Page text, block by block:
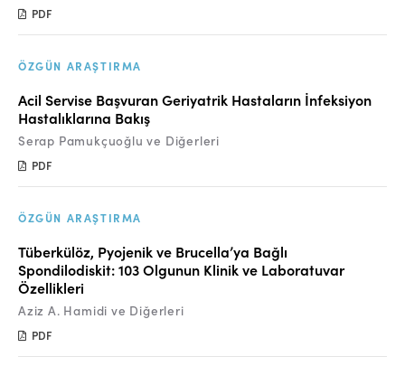
PDF
ÖZGÜN ARAŞTIRMA
Acil Servise Başvuran Geriyatrik Hastaların İnfeksiyon
Hastalıklarına Bakış
Serap Pamukçuoğlu ve Diğerleri
PDF
ÖZGÜN ARAŞTIRMA
Tüberkülöz, Pyojenik ve Brucella’ya Bağlı
Spondilodiskit: 103 Olgunun Klinik ve Laboratuvar
Özellikleri
Aziz A. Hamidi ve Diğerleri
PDF